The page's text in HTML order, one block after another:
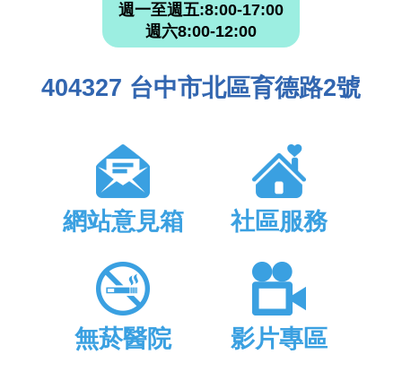
週一至週五:8:00-17:00
週六8:00-12:00
404327 台中市北區育德路2號
網站意見箱 社區服務
無菸醫院 影片專區